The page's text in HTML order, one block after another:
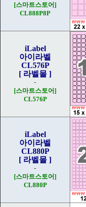
[스마트스토어]
CL888P8P
iLabel
아이라벨
CL576P
[ 라벨몰 ]
-
[스마트스토어]
CL576P
iLabel
아이라벨
CL880P
[ 라벨몰 ]
-
[스마트스토어]
CL880P